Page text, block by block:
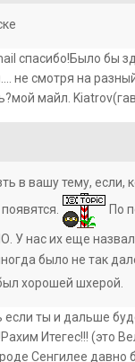
спасибо!Было бы
не смотря на
майл.
в вашу тему, если,
По
У нас их еще
было не так
хорошей шхерой.
если ты и дальше
Итегес!!! (это
Сенгилее давно